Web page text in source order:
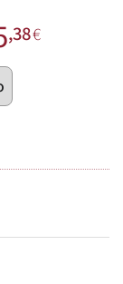
,38€